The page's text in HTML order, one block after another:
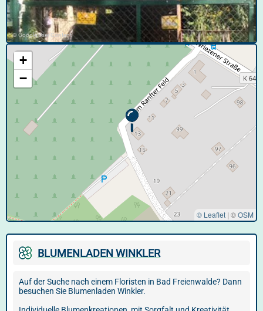
© Google User Content
+
−
© Leaflet | ©OSM
BLUMENLADEN WINKLER
Auf der Suche nach einem Floristen in Bad Freienwalde? Dann
besuchen Sie Blumenladen Winkler.